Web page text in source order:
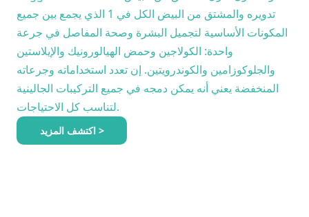
تدويره والمشتق من البيض الكل في 1 الذي يجمع بين جميع
المكونات الأساسية لتجميل البشرة وصحة المفاصل في جرعة
واحدة: الكولاجين وحمض الهيالورونيك والإيلاستين
والجلوكوزامين والكوندرويتين. إن تعدد استخداماته وجرعاته
المنخفضة يعني أنه يمكن دمجه في جميع التركيبات الجالينية
لتناسب كل الاحتياجات.
اكتشف المزيد >